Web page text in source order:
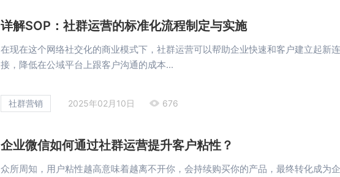
详解SOP：社群运营的标准化流程制定与实施
在现在这个网络社交化的商业模式下，社群运营可以帮助企业快速和客户建立起新连
接，降低在公域平台上跟客户沟通的成本...
社群营销 2025年02月10日 676
企业微信如何通过社群运营提升客户粘性？
众所周知，用户粘性越高意味着越离不开你，会持续购买你的产品，最终转化成为